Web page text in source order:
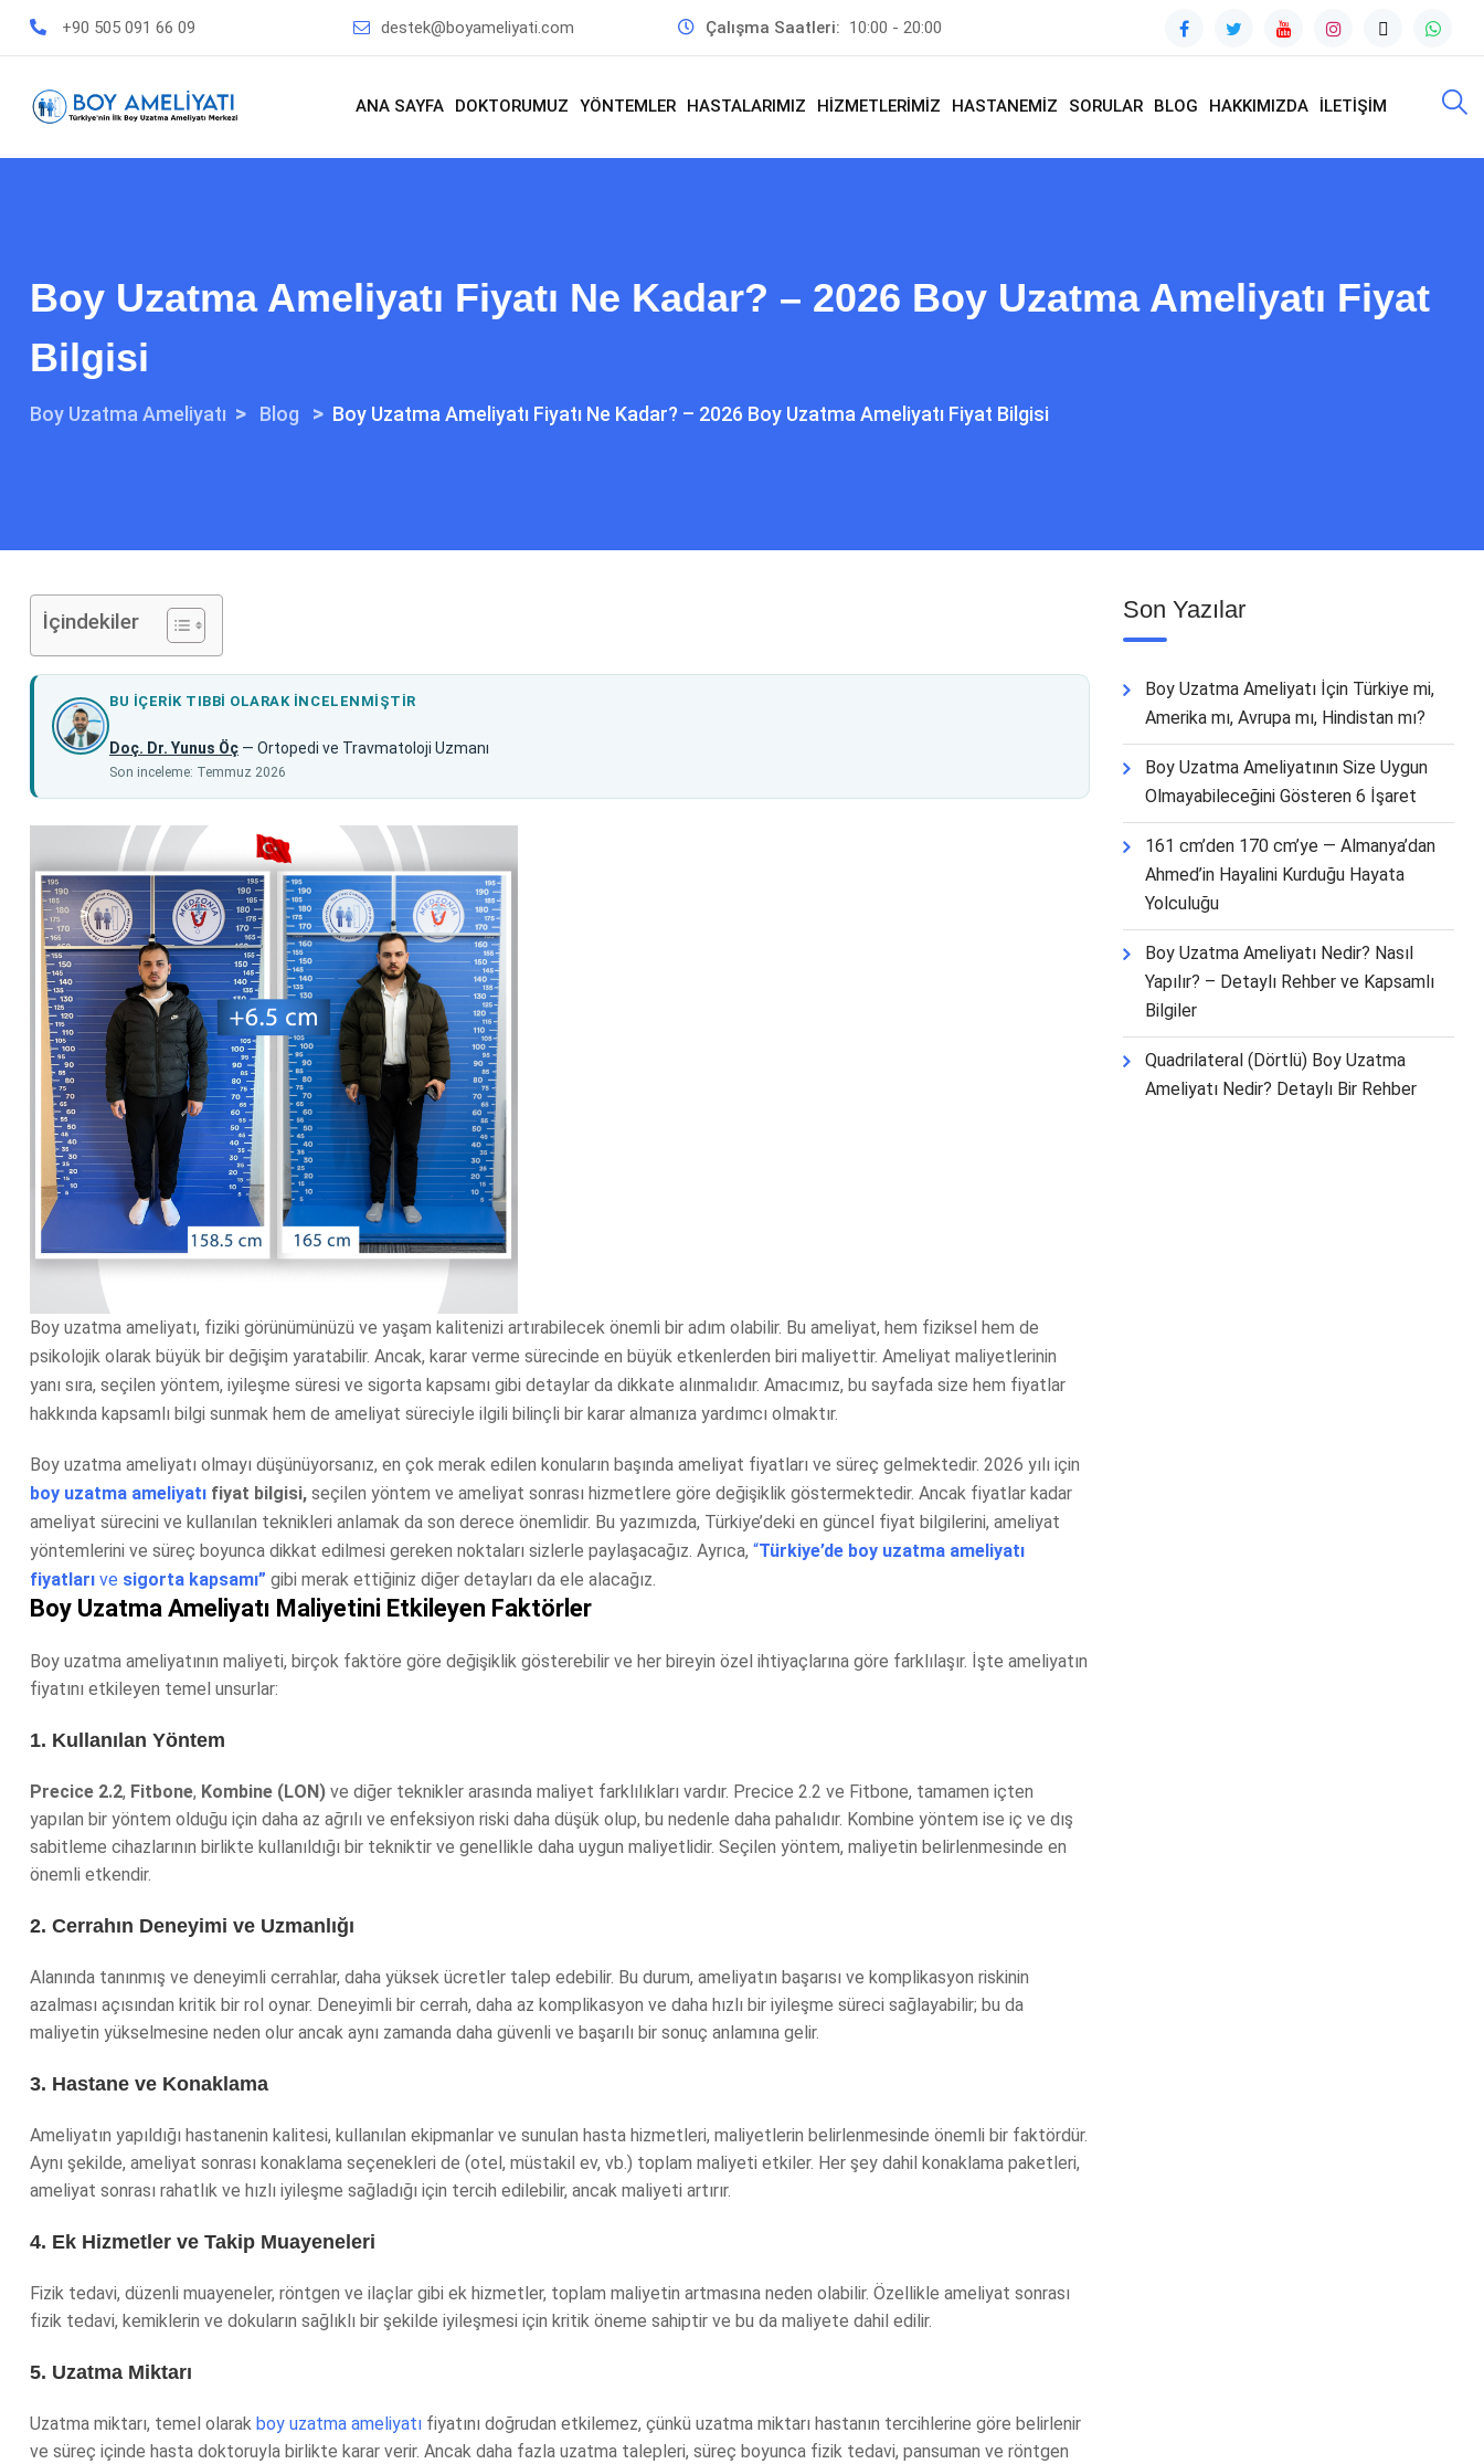
+90 505 091 66 09 destek@boyameliyati.com Çalışma Saatleri: 10:00 - 20:00
ANA SAYFA DOKTORUMUZ YÖNTEMLER HASTALARIMIZ HİZMETLERİMİZ HASTANEMİZ SORULAR BLOG HAKKIMIZDA İLETİŞİM
Boy Uzatma Ameliyatı Fiyatı Ne Kadar? – 2026 Boy Uzatma Ameliyatı Fiyat
Bilgisi
Boy Uzatma Ameliyatı > Blog > Boy Uzatma Ameliyatı Fiyatı Ne Kadar? – 2026 Boy Uzatma Ameliyatı Fiyat Bilgisi
İçindekiler
BU IÇERIK TIBBI OLARAK INCELENMIŞTIR
Doç. Dr. Yunus Öç — Ortopedi ve Travmatoloji Uzmanı
Son inceleme: Temmuz 2026
Boy uzatma ameliyatı, fiziki görünümünüzü ve yaşam kalitenizi artırabilecek önemli bir adım olabilir. Bu ameliyat, hem fiziksel hem de
psikolojik olarak büyük bir değişim yaratabilir. Ancak, karar verme sürecinde en büyük etkenlerden biri maliyettir. Ameliyat maliyetlerinin
yanı sıra, seçilen yöntem, iyileşme süresi ve sigorta kapsamı gibi detaylar da dikkate alınmalıdır. Amacımız, bu sayfada size hem fiyatlar
hakkında kapsamlı bilgi sunmak hem de ameliyat süreciyle ilgili bilinçli bir karar almanıza yardımcı olmaktır.
Boy uzatma ameliyatı olmayı düşünüyorsanız, en çok merak edilen konuların başında ameliyat fiyatları ve süreç gelmektedir. 2026 yılı için
boy uzatma ameliyatı fiyat bilgisi, seçilen yöntem ve ameliyat sonrası hizmetlere göre değişiklik göstermektedir. Ancak fiyatlar kadar
ameliyat sürecini ve kullanılan teknikleri anlamak da son derece önemlidir. Bu yazımızda, Türkiye’deki en güncel fiyat bilgilerini, ameliyat
yöntemlerini ve süreç boyunca dikkat edilmesi gereken noktaları sizlerle paylaşacağız. Ayrıca, “Türkiye’de boy uzatma ameliyatı
fiyatları ve sigorta kapsamı” gibi merak ettiğiniz diğer detayları da ele alacağız.
Boy Uzatma Ameliyatı Maliyetini Etkileyen Faktörler
Boy uzatma ameliyatının maliyeti, birçok faktöre göre değişiklik gösterebilir ve her bireyin özel ihtiyaçlarına göre farklılaşır. İşte ameliyatın
fiyatını etkileyen temel unsurlar:
1. Kullanılan Yöntem
Precice 2.2, Fitbone, Kombine (LON) ve diğer teknikler arasında maliyet farklılıkları vardır. Precice 2.2 ve Fitbone, tamamen içten
yapılan bir yöntem olduğu için daha az ağrılı ve enfeksiyon riski daha düşük olup, bu nedenle daha pahalıdır. Kombine yöntem ise iç ve dış
sabitleme cihazlarının birlikte kullanıldığı bir tekniktir ve genellikle daha uygun maliyetlidir. Seçilen yöntem, maliyetin belirlenmesinde en
önemli etkendir.
2. Cerrahın Deneyimi ve Uzmanlığı
Alanında tanınmış ve deneyimli cerrahlar, daha yüksek ücretler talep edebilir. Bu durum, ameliyatın başarısı ve komplikasyon riskinin
azalması açısından kritik bir rol oynar. Deneyimli bir cerrah, daha az komplikasyon ve daha hızlı bir iyileşme süreci sağlayabilir; bu da
maliyetin yükselmesine neden olur ancak aynı zamanda daha güvenli ve başarılı bir sonuç anlamına gelir.
3. Hastane ve Konaklama
Ameliyatın yapıldığı hastanenin kalitesi, kullanılan ekipmanlar ve sunulan hasta hizmetleri, maliyetlerin belirlenmesinde önemli bir faktördür.
Aynı şekilde, ameliyat sonrası konaklama seçenekleri de (otel, müstakil ev, vb.) toplam maliyeti etkiler. Her şey dahil konaklama paketleri,
ameliyat sonrası rahatlık ve hızlı iyileşme sağladığı için tercih edilebilir, ancak maliyeti artırır.
4. Ek Hizmetler ve Takip Muayeneleri
Fizik tedavi, düzenli muayeneler, röntgen ve ilaçlar gibi ek hizmetler, toplam maliyetin artmasına neden olabilir. Özellikle ameliyat sonrası
fizik tedavi, kemiklerin ve dokuların sağlıklı bir şekilde iyileşmesi için kritik öneme sahiptir ve bu da maliyete dahil edilir.
5. Uzatma Miktarı
Uzatma miktarı, temel olarak boy uzatma ameliyatı fiyatını doğrudan etkilemez, çünkü uzatma miktarı hastanın tercihlerine göre belirlenir
ve süreç içinde hasta doktoruyla birlikte karar verir. Ancak daha fazla uzatma talepleri, süreç boyunca fizik tedavi, pansuman ve röntgen
Son Yazılar
Boy Uzatma Ameliyatı İçin Türkiye mi,
Amerika mı, Avrupa mı, Hindistan mı?
Boy Uzatma Ameliyatının Size Uygun
Olmayabileceğini Gösteren 6 İşaret
161 cm’den 170 cm’ye — Almanya’dan
Ahmed’in Hayalini Kurduğu Hayata
Yolculuğu
Boy Uzatma Ameliyatı Nedir? Nasıl
Yapılır? – Detaylı Rehber ve Kapsamlı
Bilgiler
Quadrilateral (Dörtlü) Boy Uzatma
Ameliyatı Nedir? Detaylı Bir Rehber